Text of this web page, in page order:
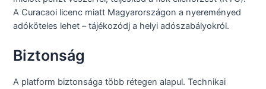
A Curacaoi licenc miatt Magyarországon a nyereményed
adóköteles lehet – tájékozódj a helyi adószabályokról.
Biztonság
A platform biztonsága több rétegen alapul. Technikai